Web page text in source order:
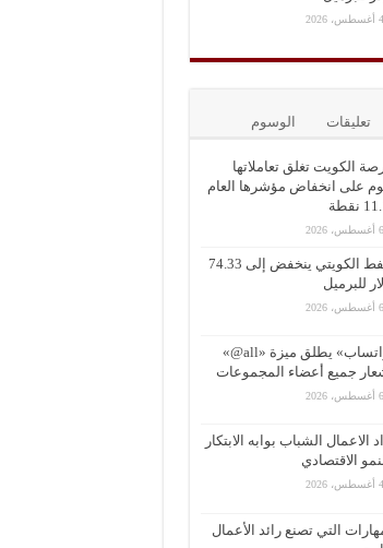
4 أغسطس، 2026
تعليقات الوسوم
الكويت تغلق تعاملاتها
على انخفاض مؤشرها العام
نقطة
6 أغسطس، 2026
النفط الكويتي ينخفض إلى 74.33
للبرميل
6 أغسطس، 2026
«واتساب» يطلق ميزة «all@»
جميع أعضاء المجموعات
6 أغسطس، 2026
الاعمال الشباب بوابه الابتكار
الاقتصادي
4 أغسطس، 2026
التي تصنع رائد الأعمال